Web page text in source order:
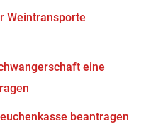
Weintransporte
eine
beantragen